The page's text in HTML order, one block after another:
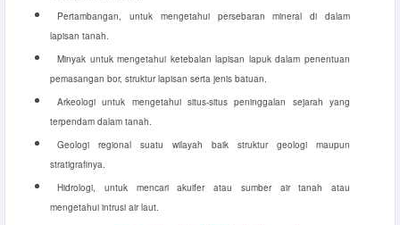
Pertambangan, untuk mengetahui persebaran mineral di dalam
lapisan tanah.
Minyak untuk mengetahui ketebalan lapisan lapuk dalam penentuan
pemasangan bor, struktur lapisan serta jenis batuan.
Arkeologi untuk mengetahui situs-situs peninggalan sejarah yang
terpendam dalam tanah.
Geologi regional suatu wilayah baik struktur geologi maupun
stratigrafinya.
Hidrologi, untuk mencari akuifer atau sumber air tanah atau
mengetahui intrusi air laut.